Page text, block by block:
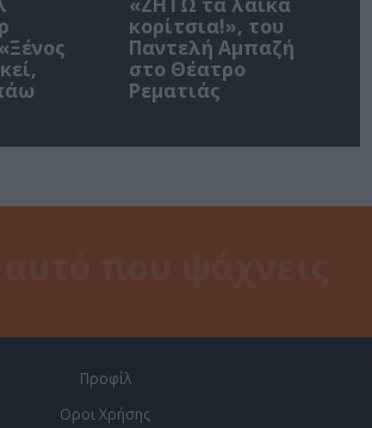
κορίτσια!», του
Παντελή Αμπαζή
στο Θέατρο
Ρεματιάς
Προφίλ
Οροι Χρήσης